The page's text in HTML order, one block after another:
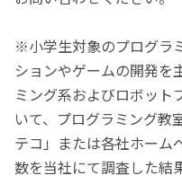
※小学生対象のプログラ
ションやゲームの開発を
ミング系およびロボット
いて、プログラミング教
テコ」または各社ホーム
数を当社にて調査した結